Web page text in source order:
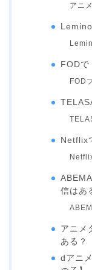
アニ
FODで
FOD
Netflix
信はあ
アニメ
ある？
dアニ